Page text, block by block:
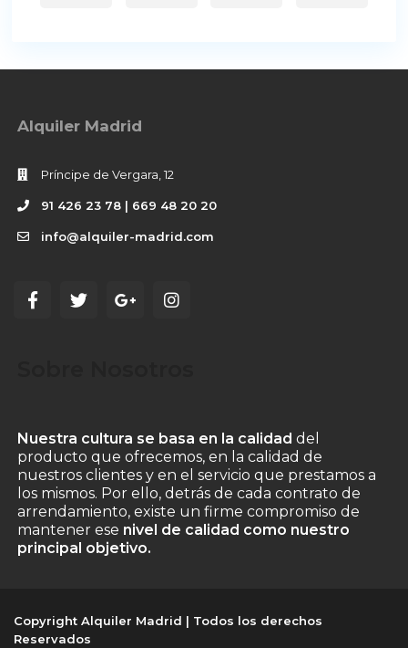
Alquiler Madrid
Príncipe de Vergara, 12
91 426 23 78 | 669 48 20 20
info@alquiler-madrid.com
Nuestra cultura se basa en la calidad del
producto que ofrecemos, en la calidad de
nuestros clientes y en el servicio que prestamos a
los mismos. Por ello, detrás de cada contrato de
arrendamiento, existe un firme compromiso de
mantener ese nivel de calidad como nuestro
principal objetivo.
Copyright Alquiler Madrid | Todos los derechos
Reservados